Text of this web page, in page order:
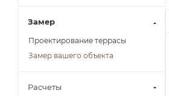
Замер
Проектирование террасы
Замер вашего объекта
Расчеты